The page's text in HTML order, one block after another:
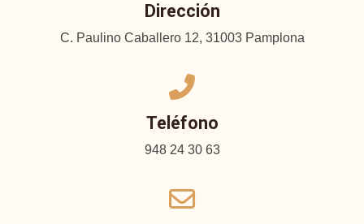
Dirección
C. Paulino Caballero 12, 31003 Pamplona
Teléfono
948 24 30 63